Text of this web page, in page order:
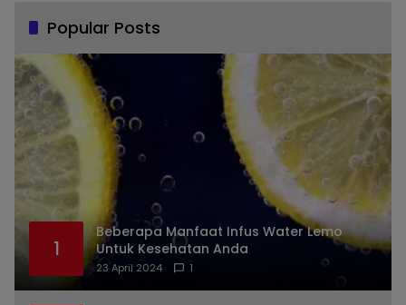
Popular Posts
1
Beberapa Manfaat Infus Water Lemo
Untuk Kesehatan Anda
23 April 2024 1